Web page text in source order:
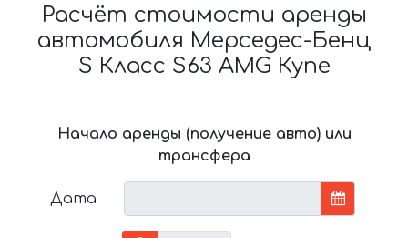
Расчёт стоимости аренды
автомобиля Мерседес-Бенц
S Класс S63 AMG Купе
Начало аренды (получение авто) или
трансфера
Дата